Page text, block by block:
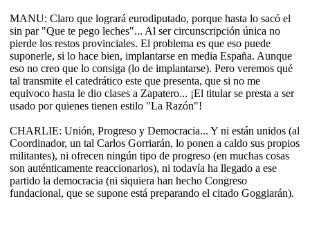
MANU: Claro que logrará eurodiputado, porque hasta lo sacó el
sin par "Que te pego leches"... Al ser circunscripción única no
pierde los restos provinciales. El problema es que eso puede
suponerle, si lo hace bien, implantarse en media España. Aunque
eso no creo que lo consiga (lo de implantarse). Pero veremos qué
tal transmite el catedrático este que presenta, que si no me
equivoco hasta le dio clases a Zapatero... ¡El titular se presta a ser
usado por quienes tienen estilo "La Razón"!
CHARLIE: Unión, Progreso y Democracia... Y ni están unidos (al
Coordinador, un tal Carlos Gorriarán, lo ponen a caldo sus propios
militantes), ni ofrecen ningún tipo de progreso (en muchas cosas
son auténticamente reaccionarios), ni todavía ha llegado a ese
partido la democracia (ni siquiera han hecho Congreso
fundacional, que se supone está preparando el citado Goggiarán).